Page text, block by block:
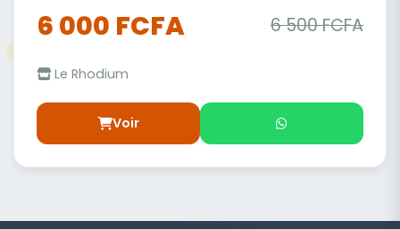
6 000 FCFA 6 500 FCFA
Le Rhodium
Voir